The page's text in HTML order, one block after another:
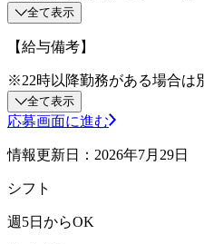
全て表示
【給与備考】
※22時以降勤務がある場合は
全て表示
応募画面に進む
情報更新日：2026年7月29日
シフト
週5日からOK